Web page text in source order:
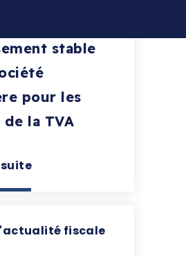
stable
pour les
de la TVA
suite
fiscale